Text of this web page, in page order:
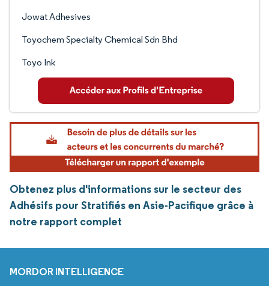
Jowat Adhesives
Toyochem Specialty Chemical Sdn Bhd
Toyo Ink
Obtenez plus d'informations sur le secteur des
Adhésifs pour Stratifiés en Asie-Pacifique grâce à
notre rapport complet
MORDOR INTELLIGENCE